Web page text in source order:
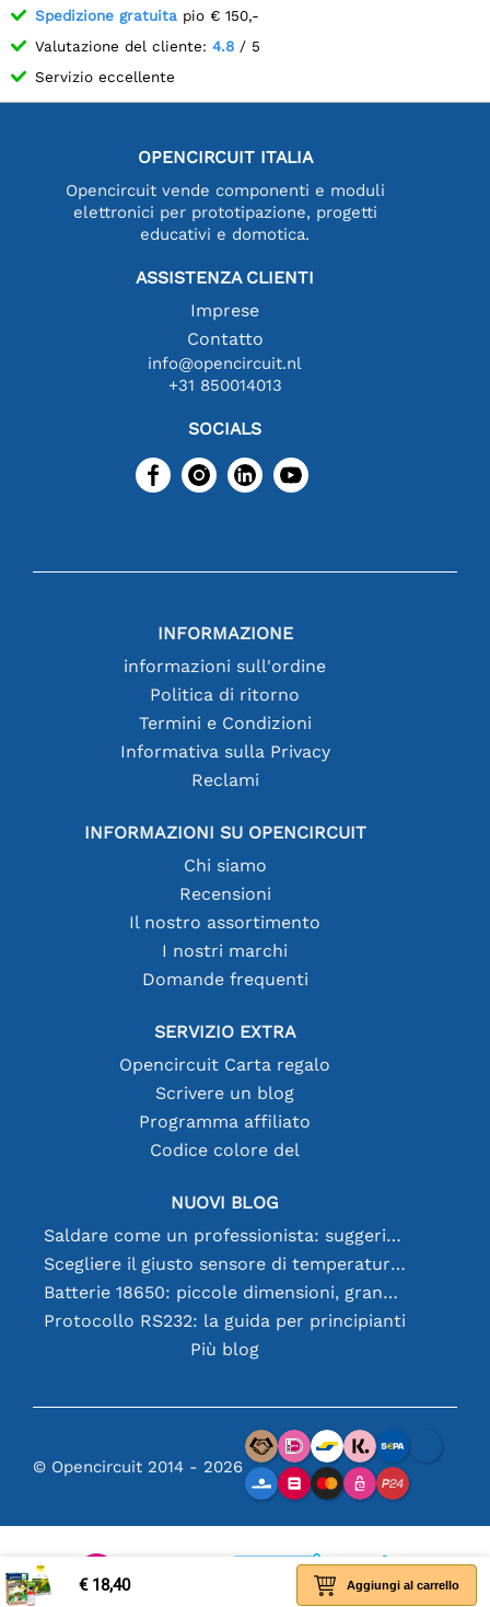
€ 18,40 Aggiungi al carrello
Spedizione gratuita pio € 150,-
Valutazione del cliente: 4.8 / 5
Servizio eccellente
OPENCIRCUIT ITALIA
Opencircuit vende componenti e moduli
elettronici per prototipazione, progetti
educativi e domotica.
ASSISTENZA CLIENTI
Imprese
Contatto
info@opencircuit.nl
+31 850014013
SOCIALS
INFORMAZIONE
informazioni sull'ordine
Politica di ritorno
Termini e Condizioni
Informativa sulla Privacy
Reclami
INFORMAZIONI SU OPENCIRCUIT
Chi siamo
Recensioni
Il nostro assortimento
I nostri marchi
Domande frequenti
SERVIZIO EXTRA
Opencircuit Carta regalo
Scrivere un blog
Programma affiliato
Codice colore del
NUOVI BLOG
Saldare come un professionista: suggerimenti per connessioni elettroniche perfette
Scegliere il giusto sensore di temperatura [youtube]
Batterie 18650: piccole dimensioni, grandi prestazioni
Protocollo RS232: la guida per principianti
Più blog
© Opencircuit 2014 - 2026